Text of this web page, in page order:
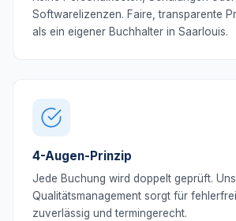
Softwarelizenzen. Faire, transparente
als ein eigener Buchhalter in Saarlouis.
4-Augen-Prinzip
Jede Buchung wird doppelt geprüft.
Qualitätsmanagement sorgt für
zuverlässig und termingerecht.